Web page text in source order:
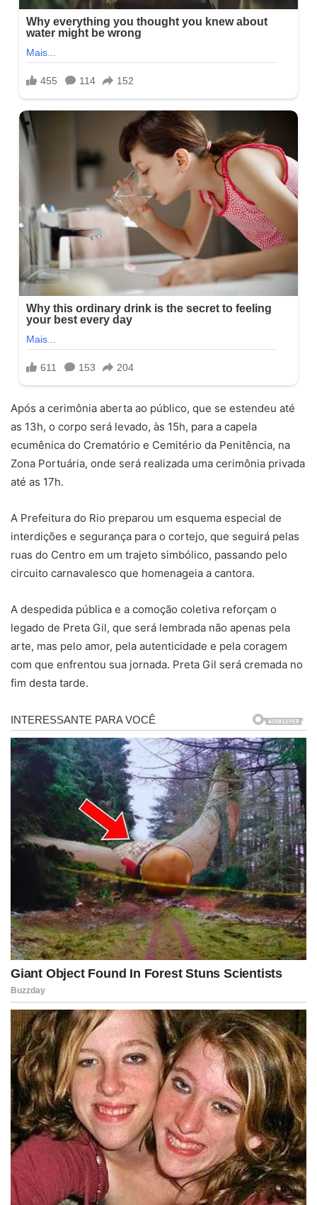
Após a cerimônia aberta ao público, que se estendeu até
as 13h, o corpo será levado, às 15h, para a capela
ecumênica do Crematório e Cemitério da Penitência, na
Zona Portuária, onde será realizada uma cerimônia privada
até as 17h.
A Prefeitura do Rio preparou um esquema especial de
interdições e segurança para o cortejo, que seguirá pelas
ruas do Centro em um trajeto simbólico, passando pelo
circuito carnavalesco que homenageia a cantora.
A despedida pública e a comoção coletiva reforçam o
legado de Preta Gil, que será lembrada não apenas pela
arte, mas pelo amor, pela autenticidade e pela coragem
com que enfrentou sua jornada. Preta Gil será cremada no
fim desta tarde.